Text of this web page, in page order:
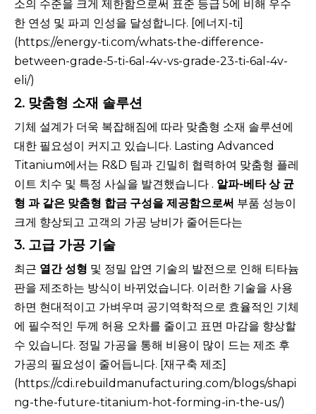
소의 수준을 크게 제한함으로써 표준 등급 5에 비해 우수
한 연성 및 파괴 인성을 달성합니다. [에너지-ti]
(https://energy-ti.com/whats-the-difference-
between-grade-5-ti-6al-4v-vs-grade-23-ti-6al-4v-
eli/)
2. 맞춤형 소재 솔루션
기체 설계가 더욱 복잡해짐에 따라 맞춤형 소재 솔루션에
대한 필요성이 커지고 있습니다. Lasting Advanced
Titanium에서는 R&D 팀과 긴밀히 협력하여 맞춤형 플레
이트 치수 및 특정 사실을 발견했습니다 . 알파-베타 상 균
형 과 같은 맞춤형 합금 구성을 제공함으로써 부품 성능이
크게 향상되고 고객의 가공 낭비가 줄어든다는
3. 고급 가공 기술
최근 열간 성형 및 정밀 압연 기술의 발전으로 인해 티타늄
판을 제조하는 방식이 바뀌었습니다. 이러한 기술을 사용
하면 현대적이고 가벼우며 공기역학적으로 효율적인 기체
에 필수적인 두께 허용 오차를 줄이고 표면 마감을 향상할
수 있습니다. 정밀 가공을 통해 비용이 많이 드는 제조 후
가공의 필요성이 줄어듭니다. [재구축 제조]
(https://cdi.rebuildmanufacturing.com/blogs/shapi
ng-the-future-titanium-hot-forming-in-the-us/)